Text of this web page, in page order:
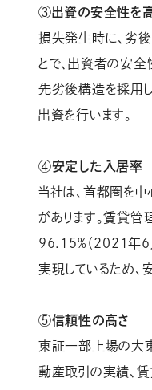
③出資の安全性を
損失発生時に、劣
とで、出資者の安
先劣後構造を採用し
出資を行います。
④安定した入居率
当社は、首都圏を
があります。賃貸管
96.15%（2021年6
実現しているため、
⑤信頼性の高さ
東証一部上場の大
動産取引の実績、